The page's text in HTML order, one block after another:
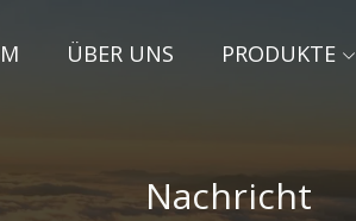
ÜBER UNS PRODUKTE
Nachricht